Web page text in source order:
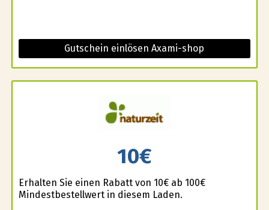
Gutschein einlösen Axami-shop
10€
Erhalten Sie einen Rabatt von 10€ ab 100€
Mindestbestellwert in diesem Laden.